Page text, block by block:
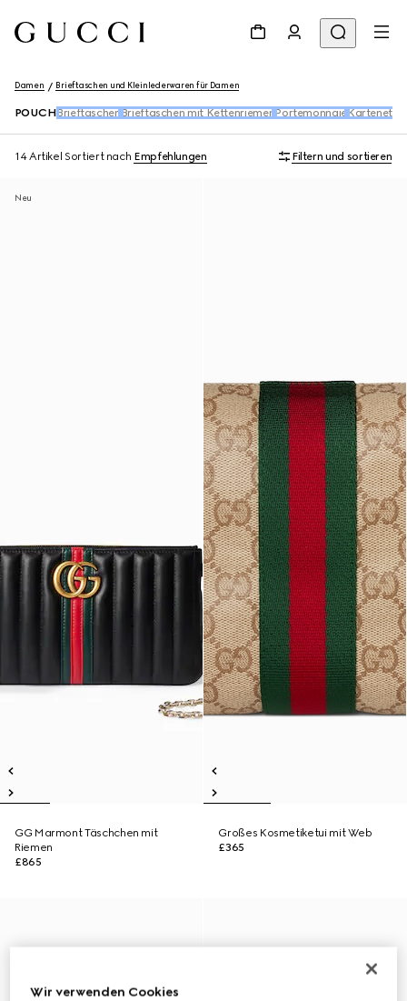
Damen Brieftaschen und Kleinlederwaren für Damen
POUCH Brieftaschen Brieftaschen mit Kettenriemen Portemonnaie Kartenetuis
14 Artikel Sortiert nach Empfehlungen Filtern und sortieren
Neu
GG Marmont Täschchen mit
Riemen
£865
Großes Kosmetiketui mit Web
£365
Wir verwenden Cookies